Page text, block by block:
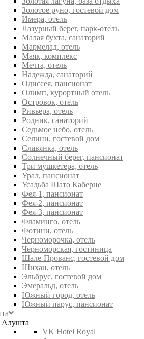
Золотое руно, гостевой дом
Имера, отель
Лазурный берег, парк-отель
Малая бухта, санаторий
Мармелад, отель
Маяк, комплекс
Мечта, отель
Надежда, санаторий
Одиссея, пансионат
Олимп, курортный отель
Островок, отель
Ривьера, отель
Родник, санаторий
Седьмое небо, отель
Селини, гостевой дом
Славянка, отель
Солнечный берег, пансионат
Три мушкетера, отель
Урал, пансионат
Усадьба Шато Каберне
Фея-1, пансионат
Фея-2, пансионат
Фея-3, пансионат
Фламинго, отель
Фотини, отель
Черноморочка, отель
Черноморская, гостиница
Шале-Прованс, гостевой дом
Шихан, отель
Эльбрус, гостевой дом
Эмеральд, отель
Южный город, отель
Южный парус, пансионат
Алушта
VK Hotel Royal